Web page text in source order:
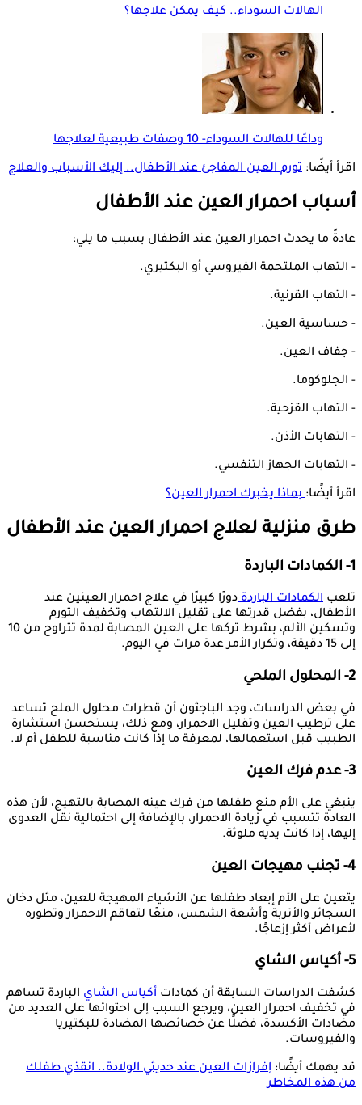
الهالات السوداء.. كيف يمكن علاجها؟
وداعًا للهالات السوداء- 10 وصفات طبيعية لعلاجها
اقرأ أيضًا: تورم العين المفاجئ عند الأطفال.. إليك الأسباب والعلاج
أسباب احمرار العين عند الأطفال
عادةً ما يحدث احمرار العين عند الأطفال بسبب ما يلي:
- التهاب الملتحمة الفيروسي أو البكتيري.
- التهاب القرنية.
- حساسية العين.
- جفاف العين.
- الجلوكوما.
- التهاب القزحية.
- التهابات الأذن.
- التهابات الجهاز التنفسي.
اقرأ أيضًا:بماذا يخبرك احمرار العين؟
طرق منزلية لعلاج احمرار العين عند الأطفال
1- الكمادات الباردة
تلعب الكمادات الباردةدورًا كبيرًا في علاج احمرار العينين عند
الأطفال، بفضل قدرتها على تقليل الالتهاب وتخفيف التورم
وتسكين الألم، بشرط تركها على العين المصابة لمدة تتراوح من 10
إلى 15 دقيقة، وتكرار الأمر عدة مرات في اليوم.
2- المحلول الملحي
في بعض الدراسات، وجد الباجثون أن قطرات محلول الملح تساعد
على ترطيب العين وتقليل الاحمرار، ومع ذلك، يستحسن استشارة
الطبيب قبل استعمالها، لمعرفة ما إذا كانت مناسبة للطفل أم لا.
3- عدم فرك العين
ينبغي على الأم منع طفلها من فرك عينه المصابة بالتهيج، لأن هذه
العادة تتسبب في زيادة الاحمرار، بالإضافة إلى احتمالية نقل العدوى
إليها، إذا كانت يديه ملوثة.
4- تجنب مهيجات العين
يتعين على الأم إبعاد طفلها عن الأشياء المهيجة للعين، مثل دخان
السجائر والأتربة وأشعة الشمس، منعًا لتفاقم الاحمرار وتطوره
لأعراض أكثر إزعاجًا.
5- أكياس الشاي
كشفت الدراسات السابقة أن كمادات أكياس الشايالباردة تساهم
في تخفيف احمرار العين، ويرجع السبب إلى احتوائها على العديد من
مضادات الأكسدة، فضلًا عن خصائصها المضادة للبكتيريا
والفيروسات.
قد يهمك أيضًا: إفرازات العين عند حديثي الولادة.. انقذي طفلك
من هذه المخاطر